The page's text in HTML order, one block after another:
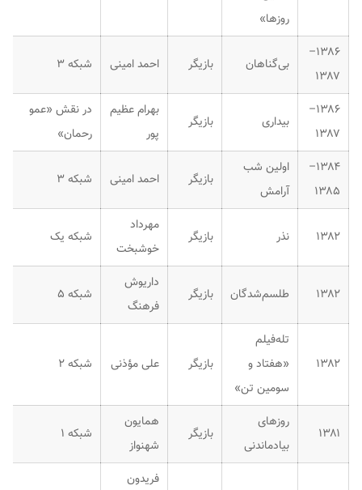
روزها»
۱۳۸۶–
۱۳۸۷
بی‌گناهان بازیگر احمد امینی شبکه ۳
۱۳۸۶–
۱۳۸۷
بیداری بازیگر
بهرام عظیم
پور
در نقش «عمو
رحمان»
۱۳۸۴–
۱۳۸۵
اولین شب
آرامش
بازیگر احمد امینی شبکه ۳
۱۳۸۲ نذر بازیگر
مهرداد
خوشبخت
شبکه یک
۱۳۸۲ طلسم‌شدگان بازیگر
داریوش
فرهنگ
شبکه ۵
۱۳۸۲
تله‌فیلم
«هفتاد و
سومین تن»
بازیگر علی مؤذنی شبکه ۲
۱۳۸۱
روزهای
بیادماندنی
بازیگر
همایون
شهنواز
شبکه ۱
فریدون